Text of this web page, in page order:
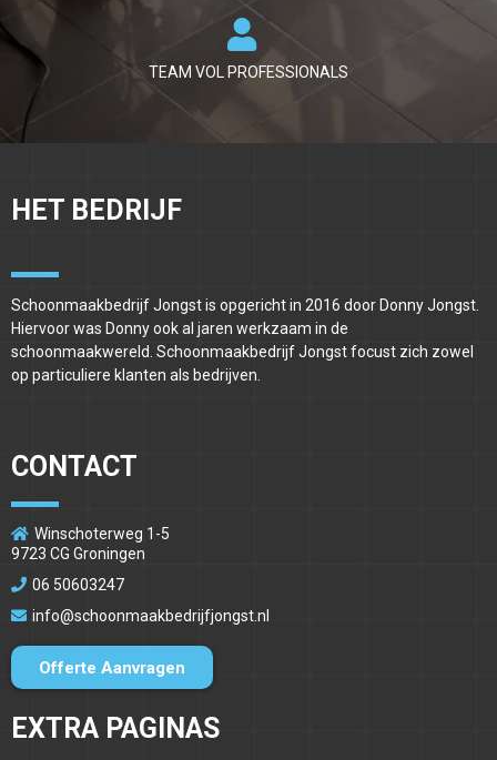
TEAM VOL PROFESSIONALS
HET BEDRIJF
Schoonmaakbedrijf Jongst is opgericht in 2016 door Donny Jongst.
Hiervoor was Donny ook al jaren werkzaam in de
schoonmaakwereld. Schoonmaakbedrijf Jongst focust zich zowel
op particuliere klanten als bedrijven.
CONTACT
Winschoterweg 1-5
9723 CG Groningen
06 50603247
info@schoonmaakbedrijfjongst.nl
Offerte Aanvragen
EXTRA PAGINAS